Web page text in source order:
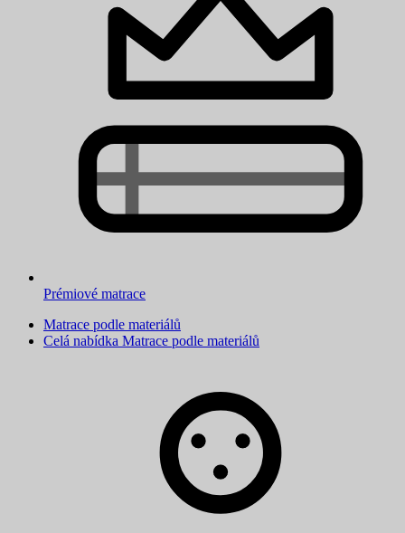
Prémiové matrace
Matrace podle materiálů
Celá nabídka Matrace podle materiálů